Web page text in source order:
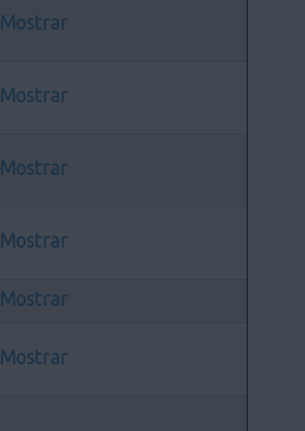
Mostrar
Mostrar
Mostrar
Mostrar
Mostrar
Mostrar